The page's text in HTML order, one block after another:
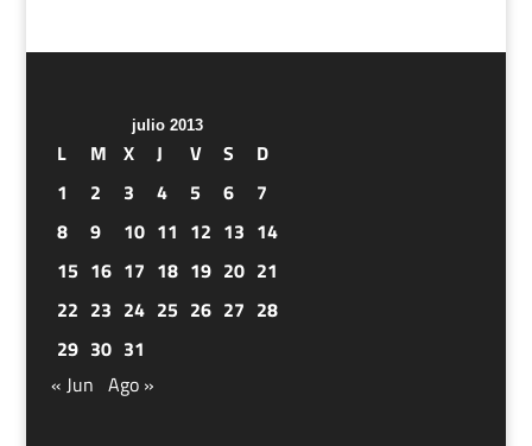
julio 2013
L M X J V S
D
1
2 3 4 5 6
7
8
9 10 11 12 13 14
15 16 17 18 19 20 21
22 23 24 25 26 27 28
29 30 31
« Jun Ago »